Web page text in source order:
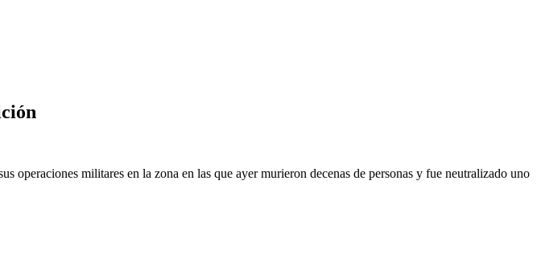
operaciones militares en la zona en las que ayer murieron decenas de personas y fue neutralizado uno